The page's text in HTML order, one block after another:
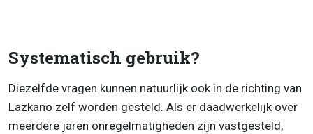
Systematisch gebruik?
Diezelfde vragen kunnen natuurlijk ook in de richting van
Lazkano zelf worden gesteld. Als er daadwerkelijk over
meerdere jaren onregelmatigheden zijn vastgesteld,